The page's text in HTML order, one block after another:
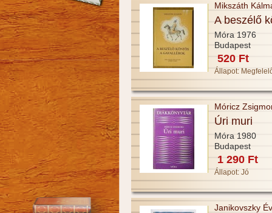
Mikszáth
A beszélő
Móra 1976
Budapest
520 Ft
Állapot:
Móricz
Úri muri
Móra 1980
Budapest
1 290 Ft
Állapot: Jó
Janikovszky